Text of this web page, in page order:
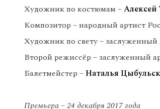
Художник по костюмам –Алексей
Композитор – народный артист
Художник по свету – заслуженный
Второй режиссёр – заслуженный
Балетмейстер –Наталья
Премьера–24 декабря 2017 года